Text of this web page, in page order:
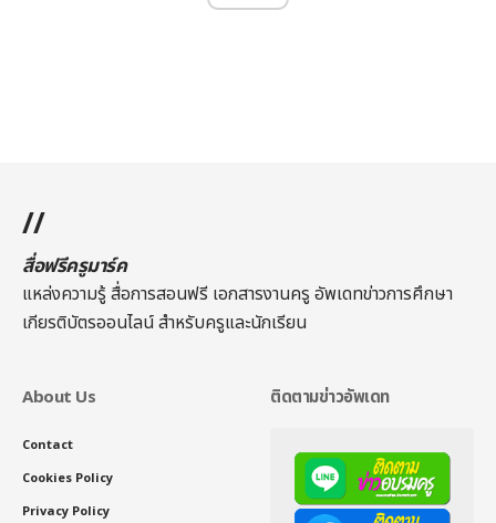
//
สื่อฟรีครูมาร์ค
แหล่งความรู้ สื่อการสอนฟรี เอกสารงานครู อัพเดทข่าวการศึกษา
เกียรติบัตรออนไลน์สำหรับครูและนักเรียน
About Us
Contact
Cookies Policy
Privacy Policy
ติดตามข่าวอัพเดท